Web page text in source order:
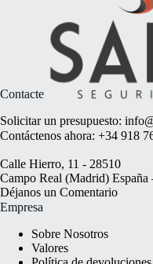
Contacte
Solicitar un presupuesto:
Contáctenos ahora: +34 918
Calle Hierro, 11 - 28510
Campo Real (Madrid) España
Déjanos un Comentario
Empresa
Sobre Nosotros
Valores